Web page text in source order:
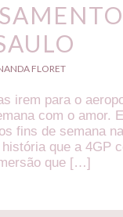
FLORET
irem para o
com o amor.
fins de semana
que a 4GP
que […]